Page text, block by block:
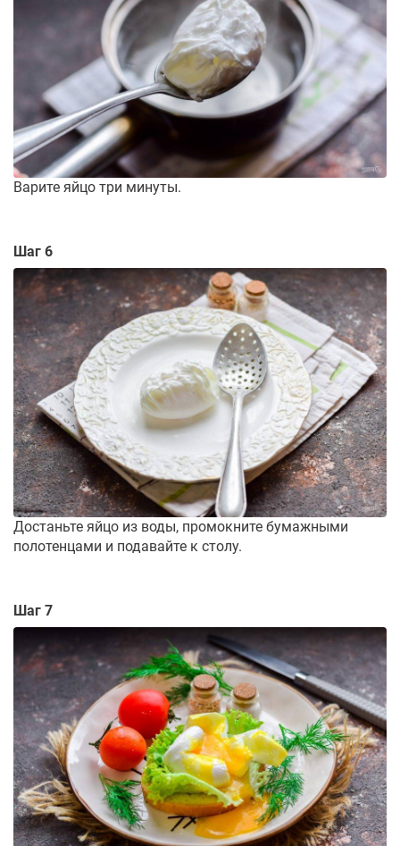
Варите яйцо три минуты.
Шаг 6
Достаньте яйцо из воды, промокните бумажными
полотенцами и подавайте к столу.
Шаг 7